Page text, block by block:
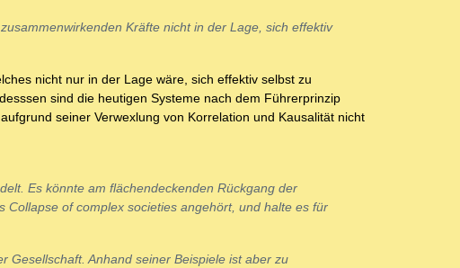
Kräfte nicht in der Lage, sich effektiv
nicht nur in der Lage wäre, sich effektiv selbst zu
sind die heutigen Systeme nach dem Führerprinzip
seiner Verwexlung von Korrelation und Kausalität nicht
Es könnte am flächendeckenden Rückgang der
of complex societies angehört, und halte es für
Gesellschaft. Anhand seiner Beispiele ist aber zu